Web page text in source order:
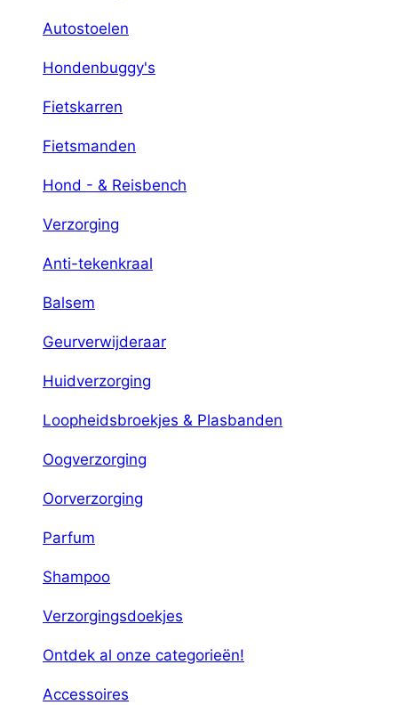
Autostoelen
Hondenbuggy's
Fietskarren
Fietsmanden
Hond - & Reisbench
Verzorging
Anti-tekenkraal
Balsem
Geurverwijderaar
Huidverzorging
Loopheidsbroekjes & Plasbanden
Oogverzorging
Oorverzorging
Parfum
Shampoo
Verzorgingsdoekjes
Ontdek al onze categorieën!
Accessoires